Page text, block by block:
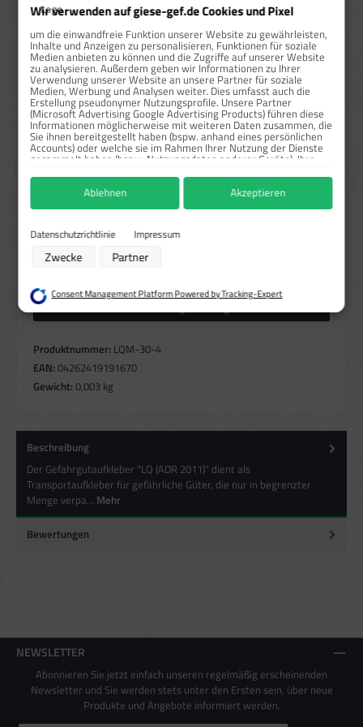
ab 1000 0,90 €* 67,27 %
Preise exkl. MwSt. zzgl. Versandkosten
Sofort verfügbar, Lieferzeit: 1-3 Tage
Größeauswählen
5x5 cm(Diese Option ist zurzeit nicht verfügbar.)
10x10 cm 25x25 cm
30x30 cm
Materialauswählen
Haftfolie gem. BS-5609/Rollen(Diese Option ist zurzeit nicht verfügbar.)
Haftpapier/Rollen
(Diese Option ist zurzeit nicht
Produkt Anzahl: Gib den gewünschten Wert ein oder benutze die Schaltflächen um die Anzahl zu
Produktnummer: LQM-30-4
EAN: 04262419191670
Gewicht: 0,003 kg
Beschreibung
Der Gefahrgutaufkleber "LQ (ADR 2011)" dient als
Transportaufkleber für gefährliche Güter, die nur in begrenzter
Menge verpa… Mehr
Bewertungen
NEWSLETTER
Abonnieren Sie jetzt einfach unseren regelmäßig erscheinenden
Newsletter und Sie werden stets unter den Ersten sein, über neue
Produkte und Angebote informiert werden.
Wir verwenden auf giese-gef.de Cookies und Pixel
um die einwandfreie Funktion unserer Website zu gewährleisten,
Inhalte und Anzeigen zu personalisieren, Funktionen für soziale
Medien anbieten zu können und die Zugriffe auf unserer Website
zu analysieren. Außerdem geben wir Informationen zu Ihrer
Verwendung unserer Website an unsere Partner für soziale
Medien, Werbung und Analysen weiter. Dies umfasst auch die
Erstellung pseudonymer Nutzungsprofile. Unsere Partner
(Microsoft Advertising Google Advertising Products) führen diese
Informationen möglicherweise mit weiteren Daten zusammen, die
Sie ihnen bereitgestellt haben (bspw. anhand eines persönlichen
Accounts) oder welche sie im Rahmen Ihrer Nutzung der Dienste
gesammelt haben (bspw. Nutzungsdaten anderer Geräte). Ihre
jederzeit widerrufen, indem Sie auf den Datenschutz-Button links
unten klicken und dort die entsprechenden Anpassungen
vornehmen.
Zwecke der Datenverarbeitung durch unsere Partner:
Verwendung reduzierter Daten zur Auswahl von Werbeanzeigen
Verwendung von Profilen zur Auswahl personalisierter Werbung
Erstellung von Profilen zur Personalisierung von Inhalten
Verwendung von Profilen zur Auswahl personalisierter Inhalte
Messung der Werbeleistung
Analyse von Zielgruppen durch Statistiken oder Kombinationen von Daten
aus verschiedenen Quellen
Verwendung reduzierter Daten zur Auswahl von Inhalten
Endgeräteeigenschaften zur Identifikation aktiv abfragen
Datenschutzrichtlinie Impressum
Zwecke Partner
Ablehnen Akzeptieren
Consent Management Platform Powered by Tracking-Expert